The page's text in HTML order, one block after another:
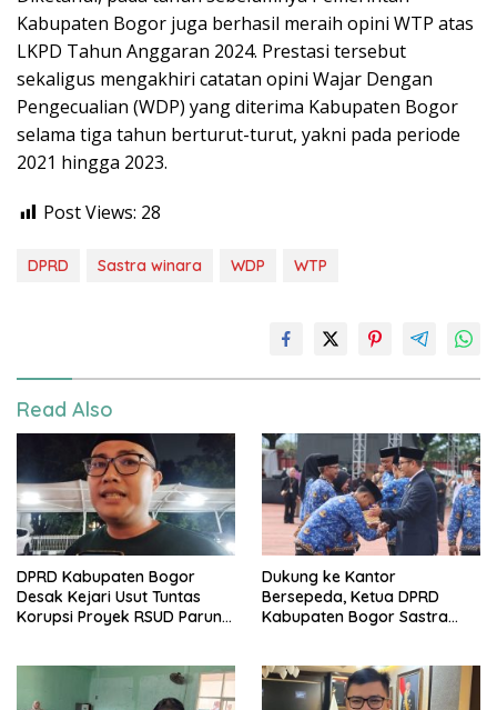
Kabupaten Bogor juga berhasil meraih opini WTP atas
LKPD Tahun Anggaran 2024. Prestasi tersebut
sekaligus mengakhiri catatan opini Wajar Dengan
Pengecualian (WDP) yang diterima Kabupaten Bogor
selama tiga tahun berturut-turut, yakni pada periode
2021 hingga 2023.
Post Views: 28
DPRD Sastra winara WDP WTP
Read Also
DPRD Kabupaten Bogor
Desak Kejari Usut Tuntas
Korupsi Proyek RSUD Parung,
Dukung ke Kantor
Bersepeda, Ketua DPRD
Kabupaten Bogor Sastra